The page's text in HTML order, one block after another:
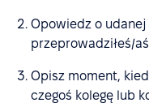
Opowiedz o
przeprowadziłeś/
Opisz moment,
czegoś kolegę lub